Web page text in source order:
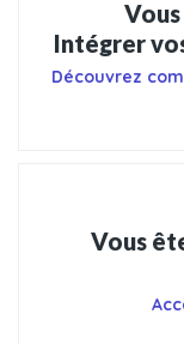
Intégrer
Découvrez
Vous